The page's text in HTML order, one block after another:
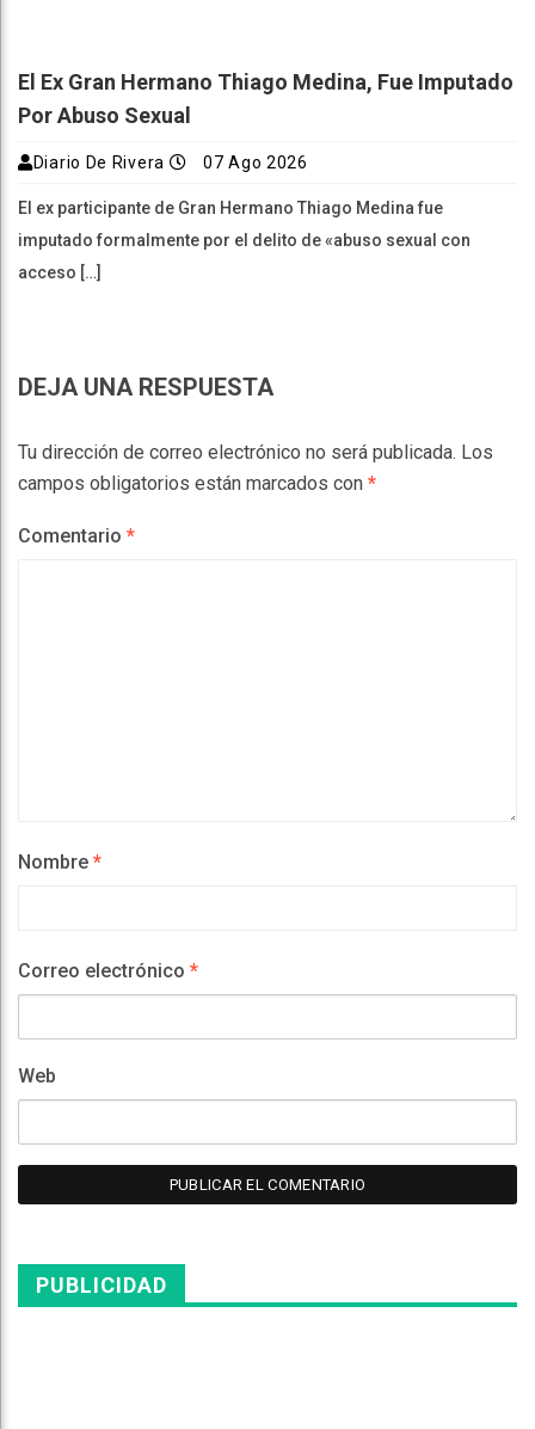
El Ex Gran Hermano Thiago Medina, Fue Imputado
Por Abuso Sexual
Diario De Rivera 07 Ago 2026
El ex participante de Gran Hermano Thiago Medina fue
imputado formalmente por el delito de «abuso sexual con
acceso […]
DEJA UNA RESPUESTA
Tu dirección de correo electrónico no será publicada. Los
campos obligatorios están marcados con *
Comentario *
Nombre *
Correo electrónico *
Web
PUBLICIDAD